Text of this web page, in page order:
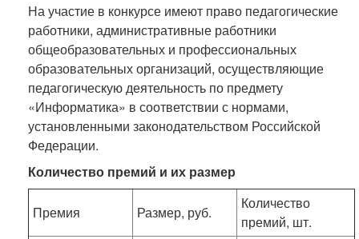
На участие в конкурсе имеют право педагогические
работники, административные работники
общеобразовательных и профессиональных
образовательных организаций, осуществляющие
педагогическую деятельность по предмету
«Информатика» в соответствии с нормами,
установленными законодательством Российской
Федерации.
Количество премий и их размер
Премия Размер, руб.
Количество
премий, шт.